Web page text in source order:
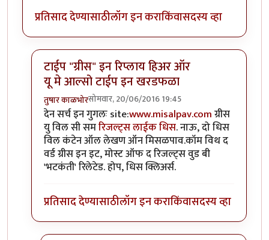
प्रतिसाद देण्यासाठीलॉग इन कराकिंवासदस्य व्हा
टाईप "ग्रीस" इन रिप्लाय हिअर ऑर
यू मे आल्सो टाईप इन खरडफळा
तुषार काळभोरसोमवार, 20/06/2016 19:45
In reply toSearchable IndexbySachin Bhat
देन सर्च इन गुगलः site:www.misalpav.comग्रीस
यु विल सी समरिजल्ट्स लाईक धिस. नाऊ, दो धिस
विल कंटेन ऑल लेखण ऑन मिसळपाव.कॉम विथ द
वर्ड ग्रीस इन इट, मोस्ट ऑफ द रिजल्ट्स वुड बी
'भटकंती' रिलेटेड. होप, धिस क्लिअर्स.
प्रतिसाद देण्यासाठीलॉग इन कराकिंवासदस्य व्हा